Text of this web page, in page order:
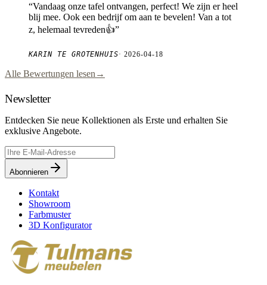
“Vandaag onze tafel ontvangen, perfect! We zijn er heel
blij mee. Ook een bedrijf om aan te bevelen! Van a tot
z, helemaal tevreden👍”
KARIN TE GROTENHUIS·2026-04-18
Alle Bewertungen lesen →
Newsletter
Entdecken Sie neue Kollektionen als Erste und erhalten Sie
exklusive Angebote.
Abonnieren
Kontakt
Showroom
Farbmuster
3D Konfigurator